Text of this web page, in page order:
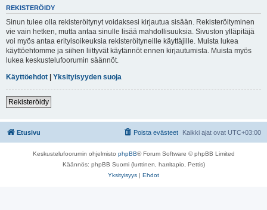
REKISTERÖIDY
Sinun tulee olla rekisteröitynyt voidaksesi kirjautua sisään. Rekisteröityminen
vie vain hetken, mutta antaa sinulle lisää mahdollisuuksia. Sivuston ylläpitäjä
voi myös antaa erityisoikeuksia rekisteröityneille käyttäjille. Muista lukea
käyttöehtomme ja siihen liittyvät käytännöt ennen kirjautumista. Muista myös
lukea keskustelufoorumin säännöt.
Käyttöehdot | Yksityisyyden suoja
Rekisteröidy
Etusivu Kaikki ajat ovat UTC+03:00
Poista evästeet
Keskustelufoorumin ohjelmisto phpBB® Forum Software © phpBB Limited
Käännös: phpBB Suomi (lurttinen, harritapio, Pettis)
Yksityisyys | Ehdot